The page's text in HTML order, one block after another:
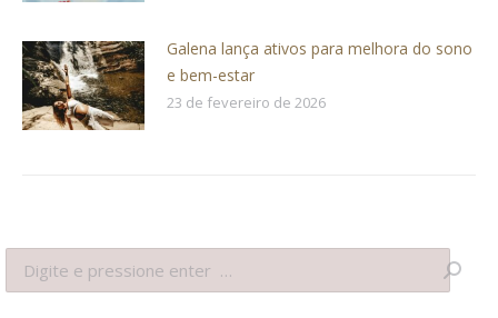
Galena lança ativos para melhora do sono
e bem-estar
23 de fevereiro de 2026
Search: